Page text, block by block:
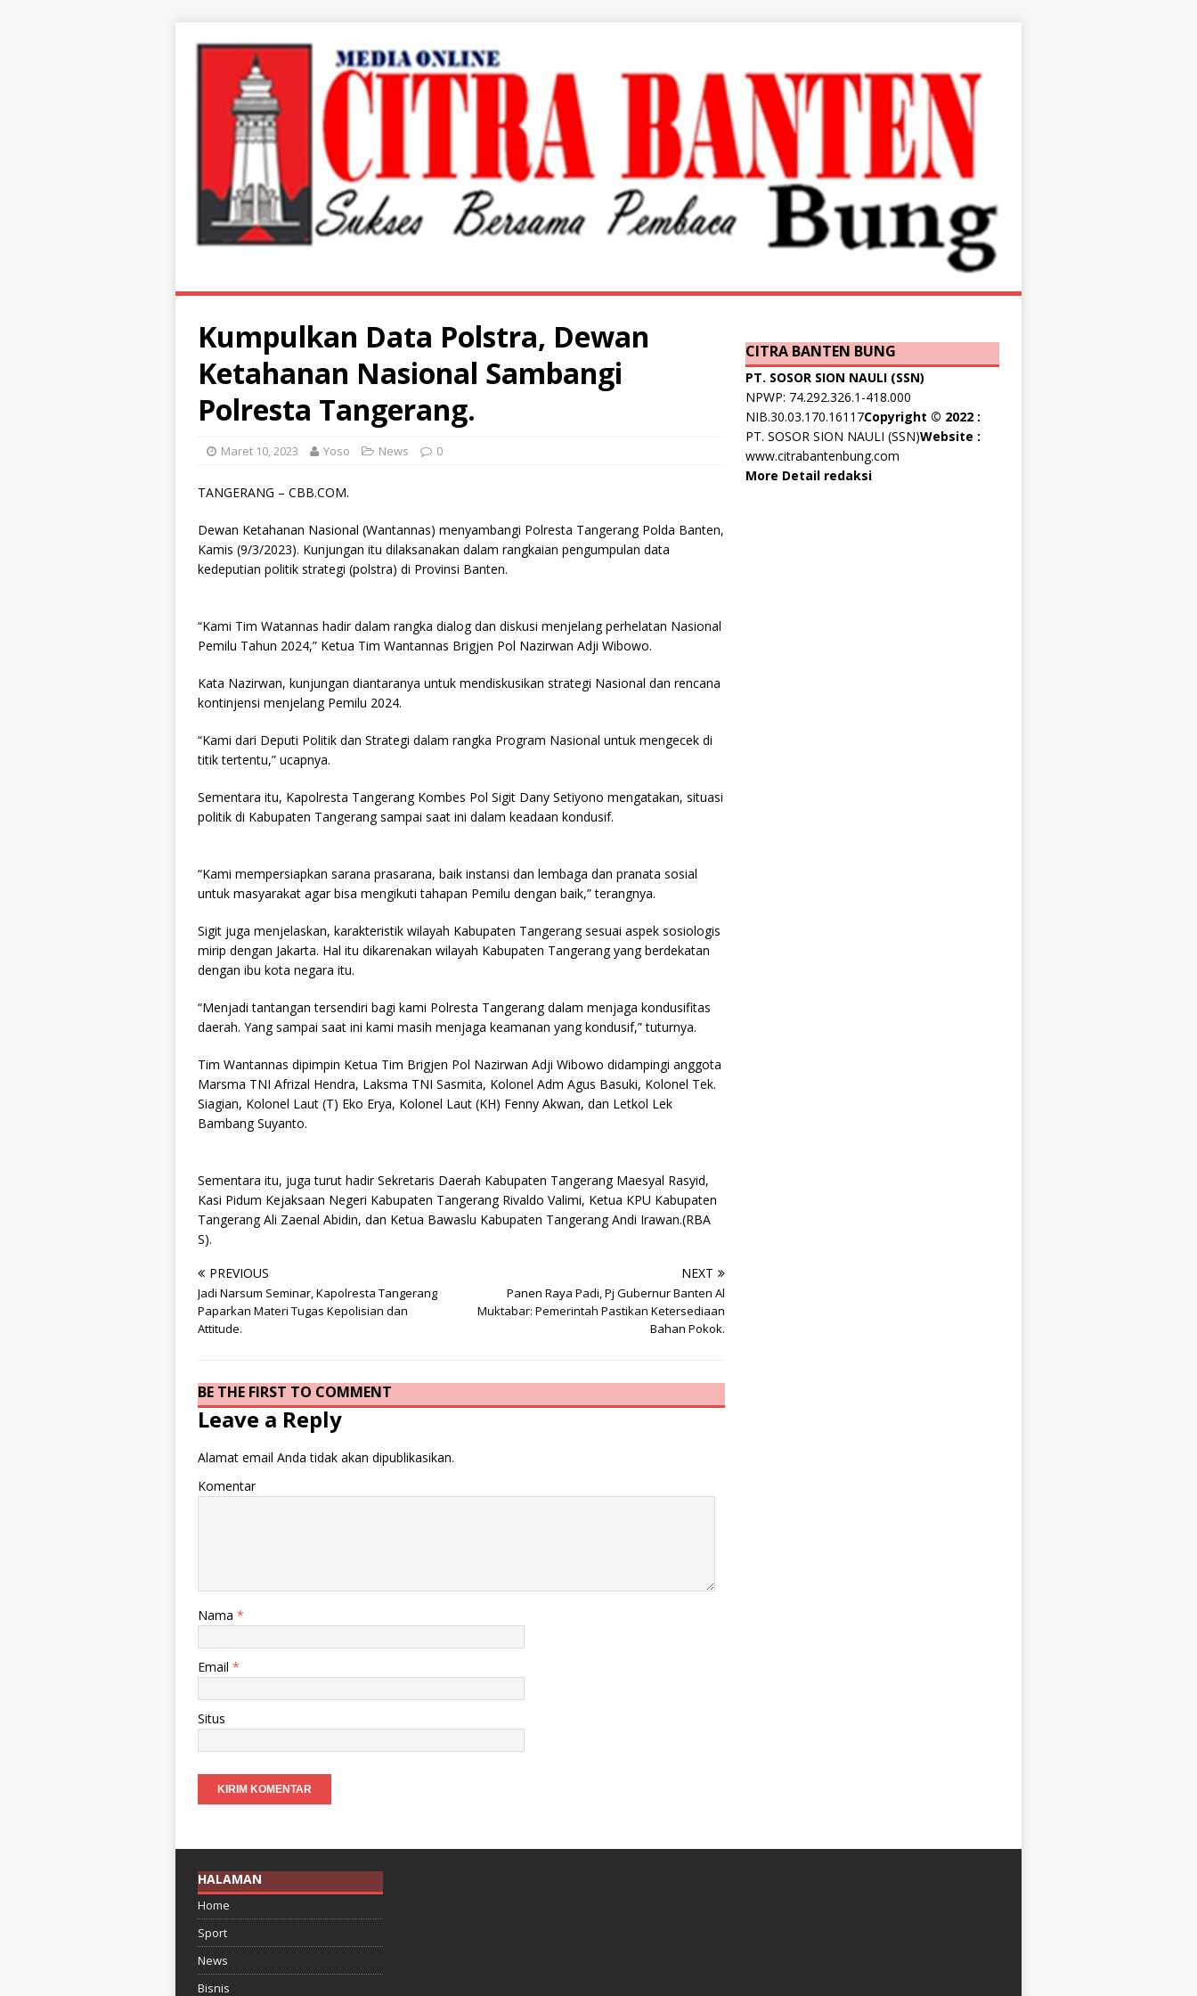
Kumpulkan Data Polstra, Dewan
Ketahanan Nasional Sambangi
Polresta Tangerang.
Maret 10, 2023 Yoso News 0
TANGERANG – CBB.COM.
Dewan Ketahanan Nasional (Wantannas) menyambangi Polresta Tangerang Polda Banten,
Kamis (9/3/2023). Kunjungan itu dilaksanakan dalam rangkaian pengumpulan data
kedeputian politik strategi (polstra) di Provinsi Banten.
“Kami Tim Watannas hadir dalam rangka dialog dan diskusi menjelang perhelatan Nasional
Pemilu Tahun 2024,” Ketua Tim Wantannas Brigjen Pol Nazirwan Adji Wibowo.
Kata Nazirwan, kunjungan diantaranya untuk mendiskusikan strategi Nasional dan rencana
kontinjensi menjelang Pemilu 2024.
“Kami dari Deputi Politik dan Strategi dalam rangka Program Nasional untuk mengecek di
titik tertentu,” ucapnya.
Sementara itu, Kapolresta Tangerang Kombes Pol Sigit Dany Setiyono mengatakan, situasi
politik di Kabupaten Tangerang sampai saat ini dalam keadaan kondusif.
“Kami mempersiapkan sarana prasarana, baik instansi dan lembaga dan pranata sosial
untuk masyarakat agar bisa mengikuti tahapan Pemilu dengan baik,” terangnya.
Sigit juga menjelaskan, karakteristik wilayah Kabupaten Tangerang sesuai aspek sosiologis
mirip dengan Jakarta. Hal itu dikarenakan wilayah Kabupaten Tangerang yang berdekatan
dengan ibu kota negara itu.
“Menjadi tantangan tersendiri bagi kami Polresta Tangerang dalam menjaga kondusifitas
daerah. Yang sampai saat ini kami masih menjaga keamanan yang kondusif,” tuturnya.
Tim Wantannas dipimpin Ketua Tim Brigjen Pol Nazirwan Adji Wibowo didampingi anggota
Marsma TNI Afrizal Hendra, Laksma TNI Sasmita, Kolonel Adm Agus Basuki, Kolonel Tek.
Siagian, Kolonel Laut (T) Eko Erya, Kolonel Laut (KH) Fenny Akwan, dan Letkol Lek
Bambang Suyanto.
Sementara itu, juga turut hadir Sekretaris Daerah Kabupaten Tangerang Maesyal Rasyid,
Kasi Pidum Kejaksaan Negeri Kabupaten Tangerang Rivaldo Valimi, Ketua KPU Kabupaten
Tangerang Ali Zaenal Abidin, dan Ketua Bawaslu Kabupaten Tangerang Andi Irawan.(RBA
S).
PREVIOUS
Jadi Narsum Seminar, Kapolresta Tangerang
Paparkan Materi Tugas Kepolisian dan
Attitude.
NEXT
Panen Raya Padi, Pj Gubernur Banten Al
Muktabar: Pemerintah Pastikan Ketersediaan
Bahan Pokok.
BE THE FIRST TO COMMENT
Leave a Reply
Alamat email Anda tidak akan dipublikasikan.
Komentar
Nama *
Email *
Situs
CITRA BANTEN BUNG
PT. SOSOR SION NAULI (SSN)
NPWP: 74.292.326.1-418.000
NIB.30.03.170.16117Copyright © 2022 :
PT. SOSOR SION NAULI (SSN)Website :
www.citrabantenbung.com
More Detail redaksi
HALAMAN
Home
Sport
News
Bisnis